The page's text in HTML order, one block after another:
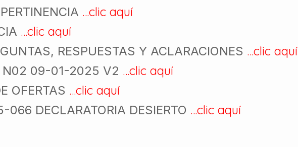
…clic aquí
…clic aquí
RESPUESTAS Y ACLARACIONES …clic aquí
N02 09-01-2025 V2 …clic aquí
OFERTAS …clic aquí
DECLARATORIA DESIERTO …clic aquí